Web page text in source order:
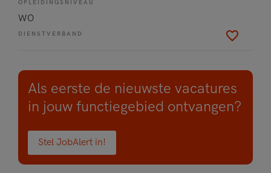
OPLEIDINGSNIVEAU
WO
DIENSTVERBAND
Als eerste de nieuwste vacatures
in jouw functiegebied ontvangen?
Stel JobAlert in!